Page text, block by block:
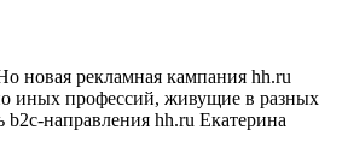
новая рекламная кампания hh.ru
иных профессий, живущие в разных
b2c-направления hh.ru Екатерина